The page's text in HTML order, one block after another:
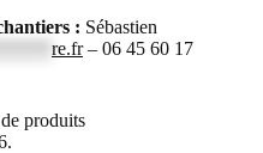
: Sébastien
re.fr– 06 45 60 17
produits